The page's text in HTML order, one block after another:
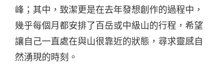
峰；其中，致潔更是在去年發想創作的過程中，
幾乎每個月都安排了百岳或中級山的行程，希望
讓自己一直處在與山很靠近的狀態，尋求靈感自
然湧現的時刻。